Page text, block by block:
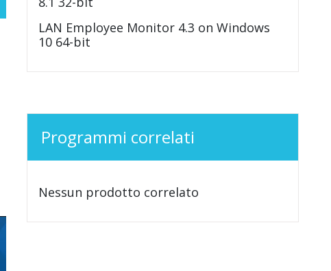
LAN Employee Monitor 4.3 on Windows
10 64-bit
Programmi correlati
Nessun prodotto correlato